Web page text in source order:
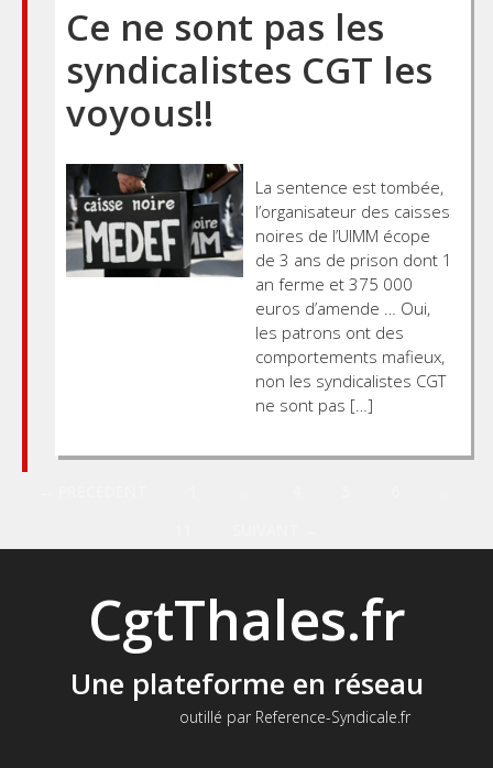
Ce ne sont pas les
syndicalistes CGT les
voyous!!
La sentence est tombée,
l’organisateur des caisses
noires de l’UIMM écope
de 3 ans de prison dont 1
an ferme et 375 000
euros d’amende … Oui,
les patrons ont des
comportements mafieux,
non les syndicalistes CGT
ne sont pas […]
navigation
CgtThales.fr
Une plateforme en réseau
outillé par Reference-Syndicale.fr